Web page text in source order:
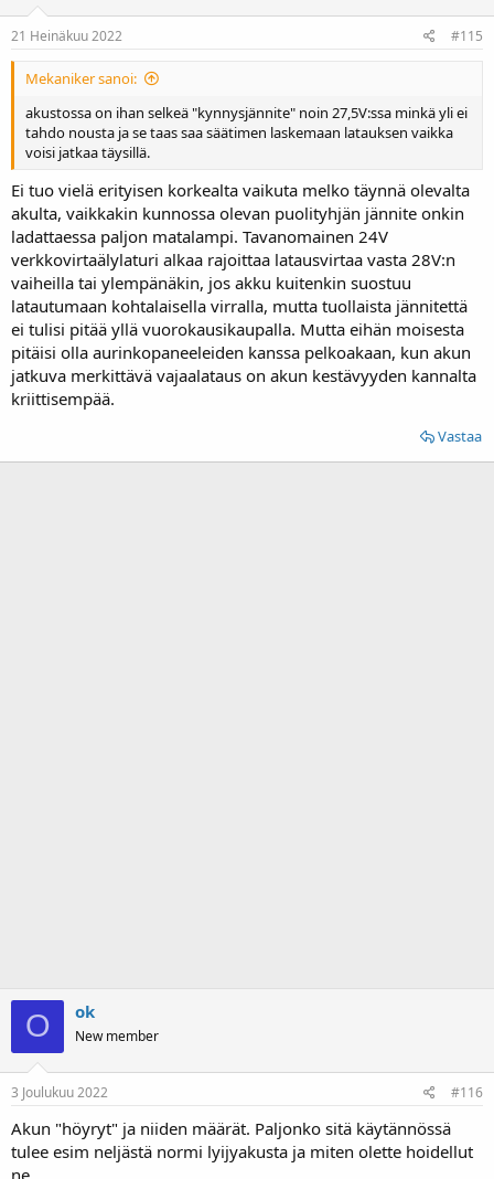
21 Heinäkuu 2022 #115
Mekaniker sanoi:
akustossa on ihan selkeä "kynnysjännite" noin 27,5V:ssa minkä yli ei
tahdo nousta ja se taas saa säätimen laskemaan latauksen vaikka
voisi jatkaa täysillä.
Ei tuo vielä erityisen korkealta vaikuta melko täynnä olevalta
akulta, vaikkakin kunnossa olevan puolityhjän jännite onkin
ladattaessa paljon matalampi. Tavanomainen 24V
verkkovirtaälylaturi alkaa rajoittaa latausvirtaa vasta 28V:n
vaiheilla tai ylempänäkin, jos akku kuitenkin suostuu
latautumaan kohtalaisella virralla, mutta tuollaista jännitettä
ei tulisi pitää yllä vuorokausikaupalla. Mutta eihän moisesta
pitäisi olla aurinkopaneeleiden kanssa pelkoakaan, kun akun
jatkuva merkittävä vajaalataus on akun kestävyyden kannalta
kriittisempää.
Vastaa
O ok
New member
3 Joulukuu 2022 #116
Akun "höyryt" ja niiden määrät. Paljonko sitä käytännössä
tulee esim neljästä normi lyijyakusta ja miten olette hoidellut